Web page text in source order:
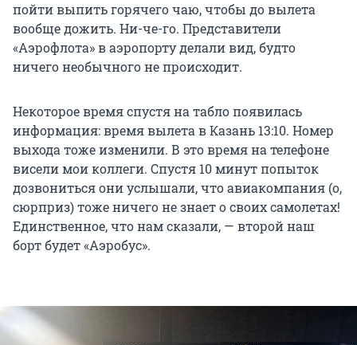
пойти выпить горячего чаю, чтобы до вылета
вообще дожить. Ни-че-го. Представители
«Аэрофлота» в аэропорту делали вид, будто
ничего необычного не происходит.
Некоторое время спустя на табло появилась
информация: время вылета в Казань 13:10. Номер
выхода тоже изменили. В это время на телефоне
висели мои коллеги. Спустя 10 минут попыток
дозвониться они услышали, что авиакомпания (о,
сюрприз) тоже ничего не знает о своих самолетах!
Единственное, что нам сказали, — второй наш
борт будет «Аэробус».